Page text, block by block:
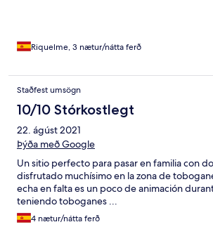
Riquelme, 3 nætur/nátta ferð
Staðfest umsögn
10/10 Stórkostlegt
22. ágúst 2021
Þýða með Google
Un sitio perfecto para pasar en familia con
disfrutado muchísimo en la zona de
echa en falta es un poco de animación
teniendo toboganes ...
4 nætur/nátta ferð